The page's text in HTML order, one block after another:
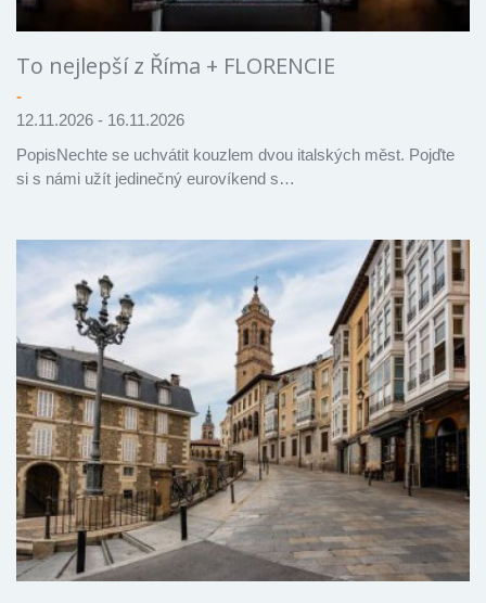
To nejlepší z Říma + FLORENCIE
-
12.11.2026 - 16.11.2026
PopisNechte se uchvátit kouzlem dvou italských měst. Pojďte
si s námi užít jedinečný eurovíkend s…